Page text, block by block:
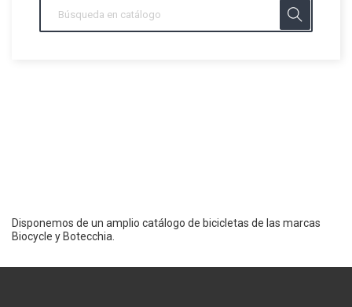
Disponemos de un amplio catálogo de bicicletas de las marcas
Biocycle y Botecchia.